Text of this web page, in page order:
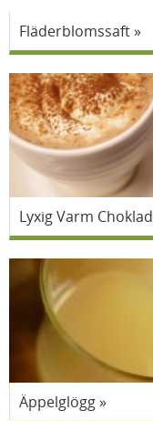
Fläderblomssaft
Lyxig Varm Choklad
Äppelglögg